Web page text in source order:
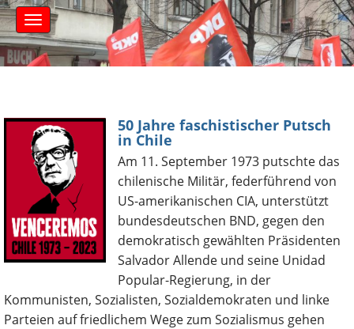
M
a
i
n
u
S
k
i
p
o
t
e
n
t
50 Jahre faschistischer Putsch
in Chile
Am 11. September 1973 putschte das
chilenische Militär, federführend von
US-amerikanischen CIA, unterstützt
bundesdeutschen BND, gegen den
demo­kra­tisch gewählten Präsidenten
Salvador Allende und seine Unidad
Popular-Regierung, in der
Kommunisten, Sozialisten, Sozialdemokraten und linke
Parteien auf friedlichem Wege zum Sozialismus gehen